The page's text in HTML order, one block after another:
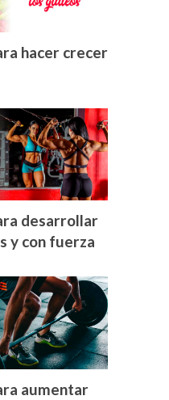
hacer crecer
desarrollar
y con fuerza
aumentar